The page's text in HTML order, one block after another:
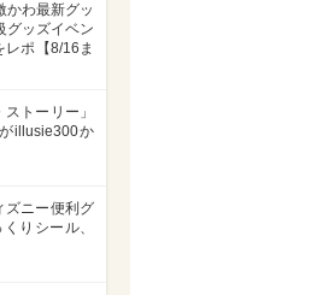
かわ最新グッ
グッズイベン
レポ【8/16ま
トーリー」
illusie300か
ズニー便利グ
りシール、